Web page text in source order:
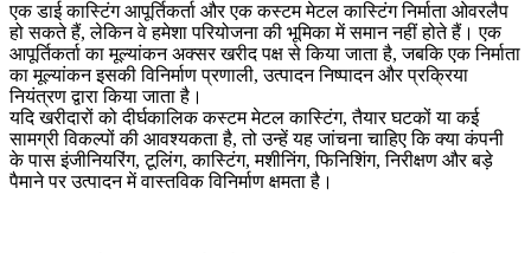
एक डाई कास्टिंग आपूर्तिकर्ता और एक कस्टम मेटल कास्टिंग निर्माता ओवरलैप
हो सकते हैं, लेकिन वे हमेशा परियोजना की भूमिका में समान नहीं होते हैं। एक
आपूर्तिकर्ता का मूल्यांकन अक्सर खरीद पक्ष से किया जाता है, जबकि एक निर्माता
का मूल्यांकन इसकी विनिर्माण प्रणाली, उत्पादन निष्पादन और प्रक्रिया
नियंत्रण द्वारा किया जाता है।
यदि खरीदारों को दीर्घकालिक कस्टम मेटल कास्टिंग, तैयार घटकों या कई
सामग्री विकल्पों की आवश्यकता है, तो उन्हें यह जांचना चाहिए कि क्या कंपनी
के पास इंजीनियरिंग, टूलिंग, कास्टिंग, मशीनिंग, फिनिशिंग, निरीक्षण और बड़े
पैमाने पर उत्पादन में वास्तविक विनिर्माण क्षमता है।